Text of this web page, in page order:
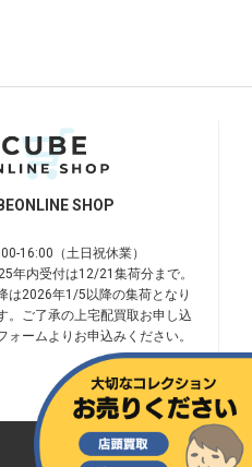
ONLINE SHOP
16:00（土日祝休業）
年内受付は12/21集荷分まで。
は2026年1/5以降の集荷となり
。ご了承の上宅配買取お申し込
ォームよりお申込みください。